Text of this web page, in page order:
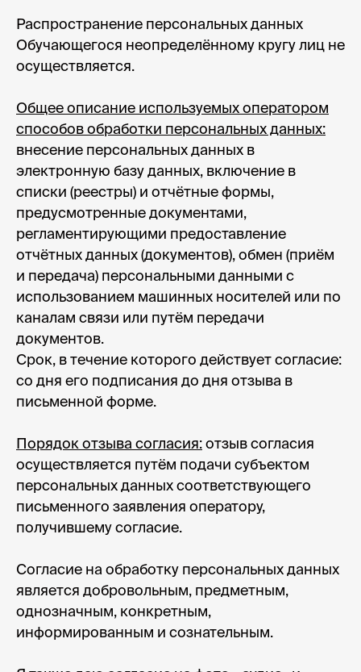
Распространение персональных данных
Обучающегося неопределённому кругу лиц не
осуществляется.
Общее описание используемых оператором
способов обработки персональных данных:
внесение персональных данных в
электронную базу данных, включение в
списки (реестры) и отчётные формы,
предусмотренные документами,
регламентирующими предоставление
отчётных данных (документов), обмен (приём
и передача) персональными данными с
использованием машинных носителей или по
каналам связи или путём передачи
документов.
Срок, в течение которого действует согласие:
со дня его подписания до дня отзыва в
письменной форме.
Порядок отзыва согласия: отзыв согласия
осуществляется путём подачи субъектом
персональных данных соответствующего
письменного заявления оператору,
получившему согласие.
Согласие на обработку персональных данных
является добровольным, предметным,
однозначным, конкретным,
информированным и сознательным.